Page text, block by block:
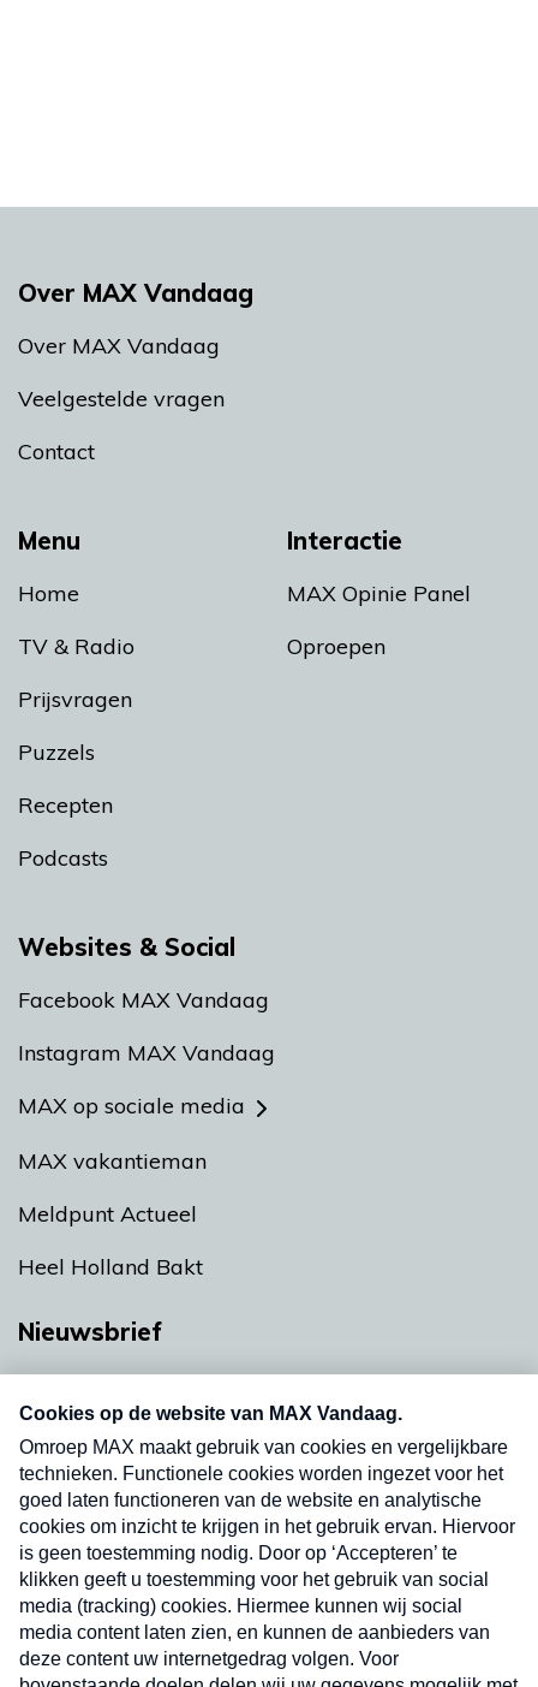
Menu
Home
TV & Radio
Prijsvragen
Puzzels
Recepten
Podcasts
Interactie
MAX Opinie Panel
Oproepen
Over MAX Vandaag
Over MAX Vandaag
Veelgestelde vragen
Contact
Websites & Social
Facebook MAX Vandaag
Instagram MAX Vandaag
MAX op sociale media
MAX vakantieman
Meldpunt Actueel
Heel Holland Bakt
Nieuwsbrief
nieuwsbrief. Elke vrijdag- en dinsdagochtend in
uw mailbox.
Verzend